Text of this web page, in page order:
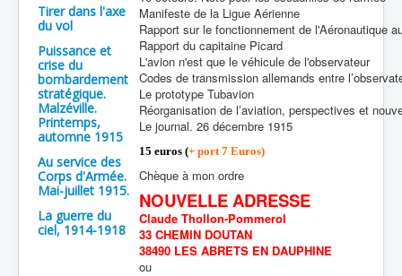
Tirer dans l'axe
du vol
Puissance et
crise du
bombardement
stratégique.
Malzéville.
Printemps,
automne 1915
Au service des
Corps d'Armée.
Mai-juillet 1915.
La guerre du
ciel, 1914-1918
Manifeste de la Ligue Aérienne
Rapport sur le fonctionnement de l'Aéronautique
Rapport du capitaine Picard
L'avion n'est que le véhicule de l'observateur
Codes de transmission allemands entre
Le prototype Tubavion
Réorganisation de l’aviation, perspectives et
Le journal. 26 décembre 1915
15 euros (+ port 7 Euros)
Chèque à mon ordre
NOUVELLE ADRESSE
Claude Thollon-Pommerol
33 CHEMIN DOUTAN
38490 LES ABRETS EN DAUPHINE
ou